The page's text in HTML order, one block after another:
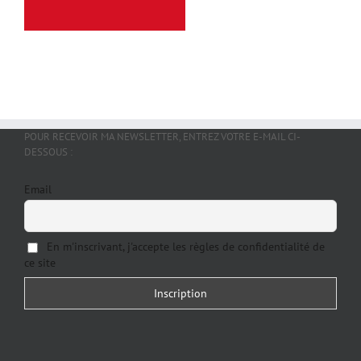
POUR RECEVOIR MA NEWSLETTER, ENTREZ VOTRE E-MAIL CI-
DESSOUS :
Email
En m'inscrivant, j'accepte les règles de confidentialité de
ce site